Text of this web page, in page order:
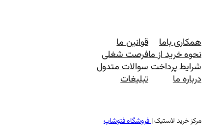
همکاری باما
نحوه خرید از ما
شرایط پرداخت
درباره ما
قوانین ما
فرصت شغلی
سوالات متدول
تبلیغات
مرکز خرید لاستیک |فروشگاه فتوشاپ